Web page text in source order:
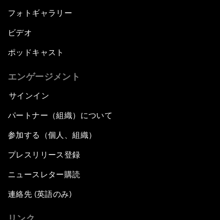
フォトギャラリー
ビデオ
ポッドキャスト
エンゲージメント
サインイン
パートナー（組織）について
参加する（個人、組織）
プレスリリース登録
ニュースレター購読
連絡先 (英語のみ)